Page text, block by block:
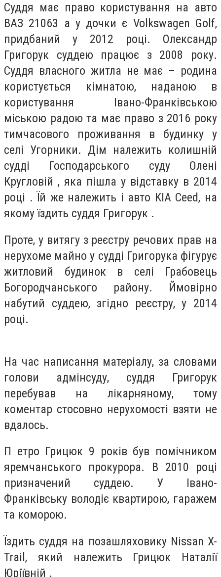
Суддя має право користування на авто
ВАЗ 21063 а у дочки є Volkswagen Golf,
придбаний у 2012 році. Олександр
Григорук суддею працює з 2008 року.
Суддя власного житла не має – родина
користується кімнатою, наданою в
користування Івано-Франківською
міською радою та має право з 2016 року
тимчасового проживання в будинку у
селі Угорники. Дім належить колишній
судді Господарського суду Олені
Кругловій , яка пішла у відставку в 2014
році . Їй же належить і авто KIA Ceed, на
якому їздить суддя Григорук .
Проте, у витягу з реєстру речових прав на
нерухоме майно у судді Григорука фігурує
житловий будинок в селі Грабовець
Богородчанського району. Ймовірно
набутий суддею, згідно реєстру, у 2014
році.
На час написання матеріалу, за словами
голови адмінсуду, суддя Григорук
перебував на лікарняному, тому
коментар стосовно нерухомості взяти не
вдалось.
П етро Грицюк 9 років був помічником
яремчанського прокурора. В 2010 році
призначений суддею. У Івано-
Франківську володіє квартирою, гаражем
та коморою.
Їздить суддя на позашляховику Nissan X-
Trail, який належить Грицюк Наталії
Юріївній .